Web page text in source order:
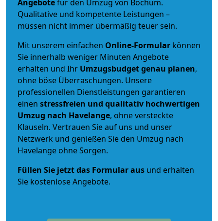
Angebotefür den Umzug von Bochum.
Qualitative und kompetente Leistungen –
müssen nicht immer übermäßig teuer sein.
Mit unserem einfachen Online-Formular können
Sie innerhalb weniger Minuten Angebote
erhalten und Ihr Umzugsbudgetgenau planen,
ohne böse Überraschungen. Unsere
professionellen Dienstleistungen garantieren
einen stressfreien und qualitativ hochwertigen
Umzug nach Havelange, ohne versteckte
Klauseln. Vertrauen Sie auf uns und unser
Netzwerk und genießen Sie den Umzug nach
Havelange ohne Sorgen.
Füllen Sie jetzt das Formular aus und erhalten
Sie kostenlose Angebote.